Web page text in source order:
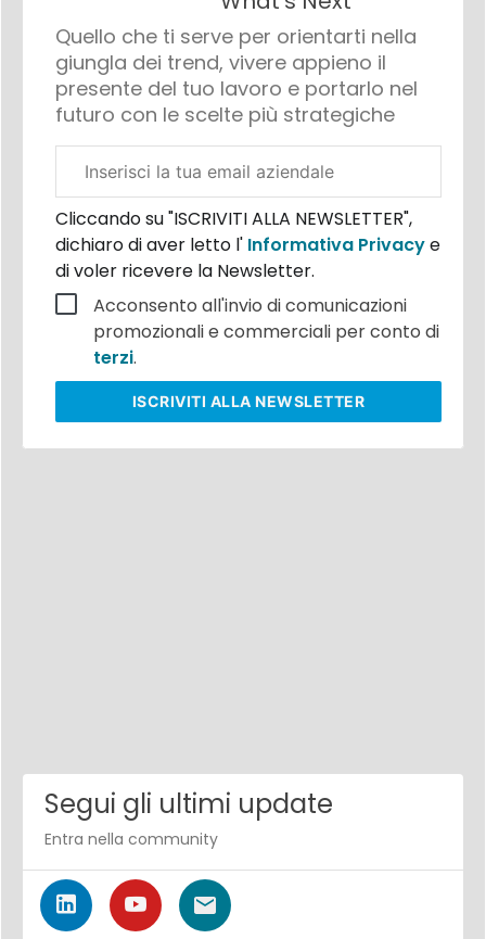
Quello che ti serve per orientarti nella
giungla dei trend, vivere appieno il
presente del tuo lavoro e portarlo nel
futuro con le scelte più strategiche
aziendale
Cliccando su "ISCRIVITI ALLA NEWSLETTER",
dichiaro di aver letto l'Informativa Privacye
di voler ricevere la Newsletter.
Acconsento all'invio di comunicazioni
promozionali e commerciali per conto di
terzi.
ISCRIVITI ALLA NEWSLETTER
Segui gli ultimi update
Entra nella community